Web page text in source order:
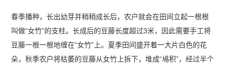
春季播种，长出幼芽并稍稍成长后，农户就会在田间立起一根根
叫做“女竹”的支柱。长成后的豆藤长度超过3米，因此需要手工将
豆藤一根一根地缠在“女竹”上。夏季田间盛开着一大片白色的花
朵，秋季农户将枯萎的豆藤从女竹上拆下，堆成“鳰积”，经过半个